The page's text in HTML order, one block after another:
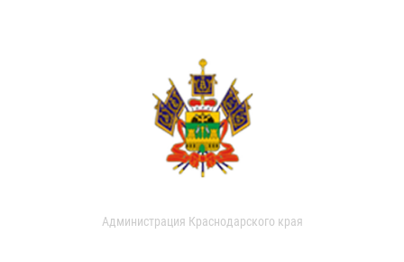
Администрация Краснодарского края